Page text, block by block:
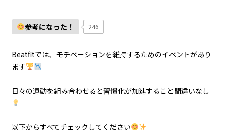
参考になった！ 246
Beatfitでは、モチベーションを維持するためのイベントがあり
ます
日々の運動を組み合わせると習慣化が加速すること間違いなし
以下からすべてチェックしてください